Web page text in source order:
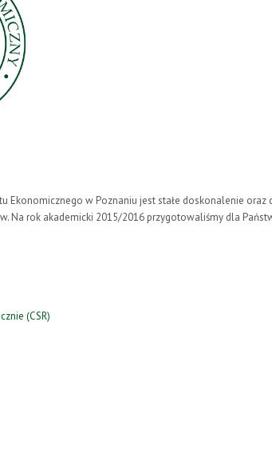
Ekonomicznego w Poznaniu jest stałe doskonalenie
Na rok akademicki 2015/2016 przygotowaliśmy dla
(CSR)